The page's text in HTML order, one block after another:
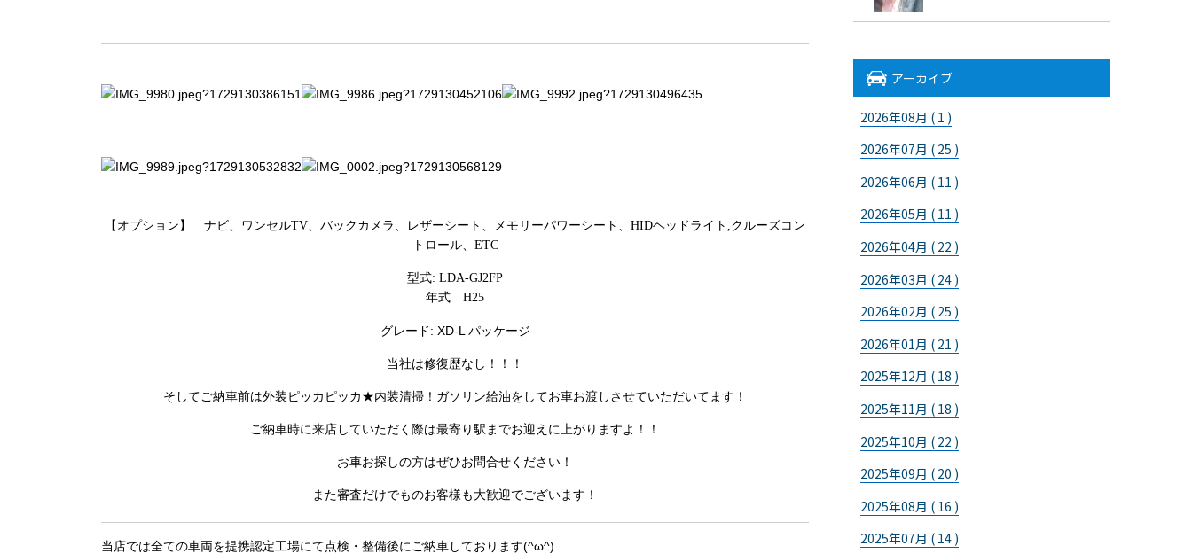
【オプション】 ナビ、ワンセルTV、バックカメラ、レザーシート、メモリーパワーシート、HIDヘッドライト,クルーズコン
トロール、ETC
型式: LDA-GJ2FP
年式 H25
グレード: XD-L パッケージ
当社は修復歴なし！！！
そしてご納車前は外装ピッカピッカ★内装清掃！ガソリン給油をしてお車お渡しさせていただいてます！
ご納車時に来店していただく際は最寄り駅までお迎えに上がりますよ！！
お車お探しの方はぜひお問合せください！
また審査だけでものお客様も大歓迎でございます！
当店では全ての車両を提携認定工場にて点検・整備後にご納車しております(^ω^)
アーカイブ
2026年08月 ( 1 )
2026年07月 ( 25 )
2026年06月 ( 11 )
2026年05月 ( 11 )
2026年04月 ( 22 )
2026年03月 ( 24 )
2026年02月 ( 25 )
2026年01月 ( 21 )
2025年12月 ( 18 )
2025年11月 ( 18 )
2025年10月 ( 22 )
2025年09月 ( 20 )
2025年08月 ( 16 )
2025年07月 ( 14 )